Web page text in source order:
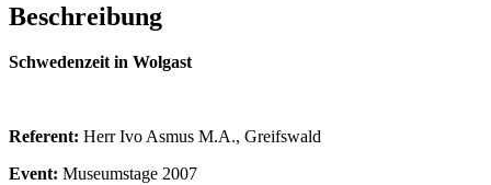
Beschreibung
Schwedenzeit in Wolgast
Referent: Herr Ivo Asmus M.A., Greifswald
Event: Museumstage 2007